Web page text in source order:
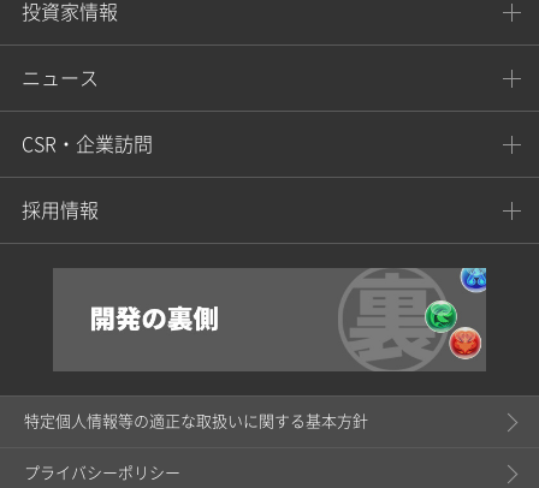
投資家情報
ニュース
CSR・企業訪問
採用情報
特定個人情報等の適正な取扱いに関する基本方針
プライバシーポリシー